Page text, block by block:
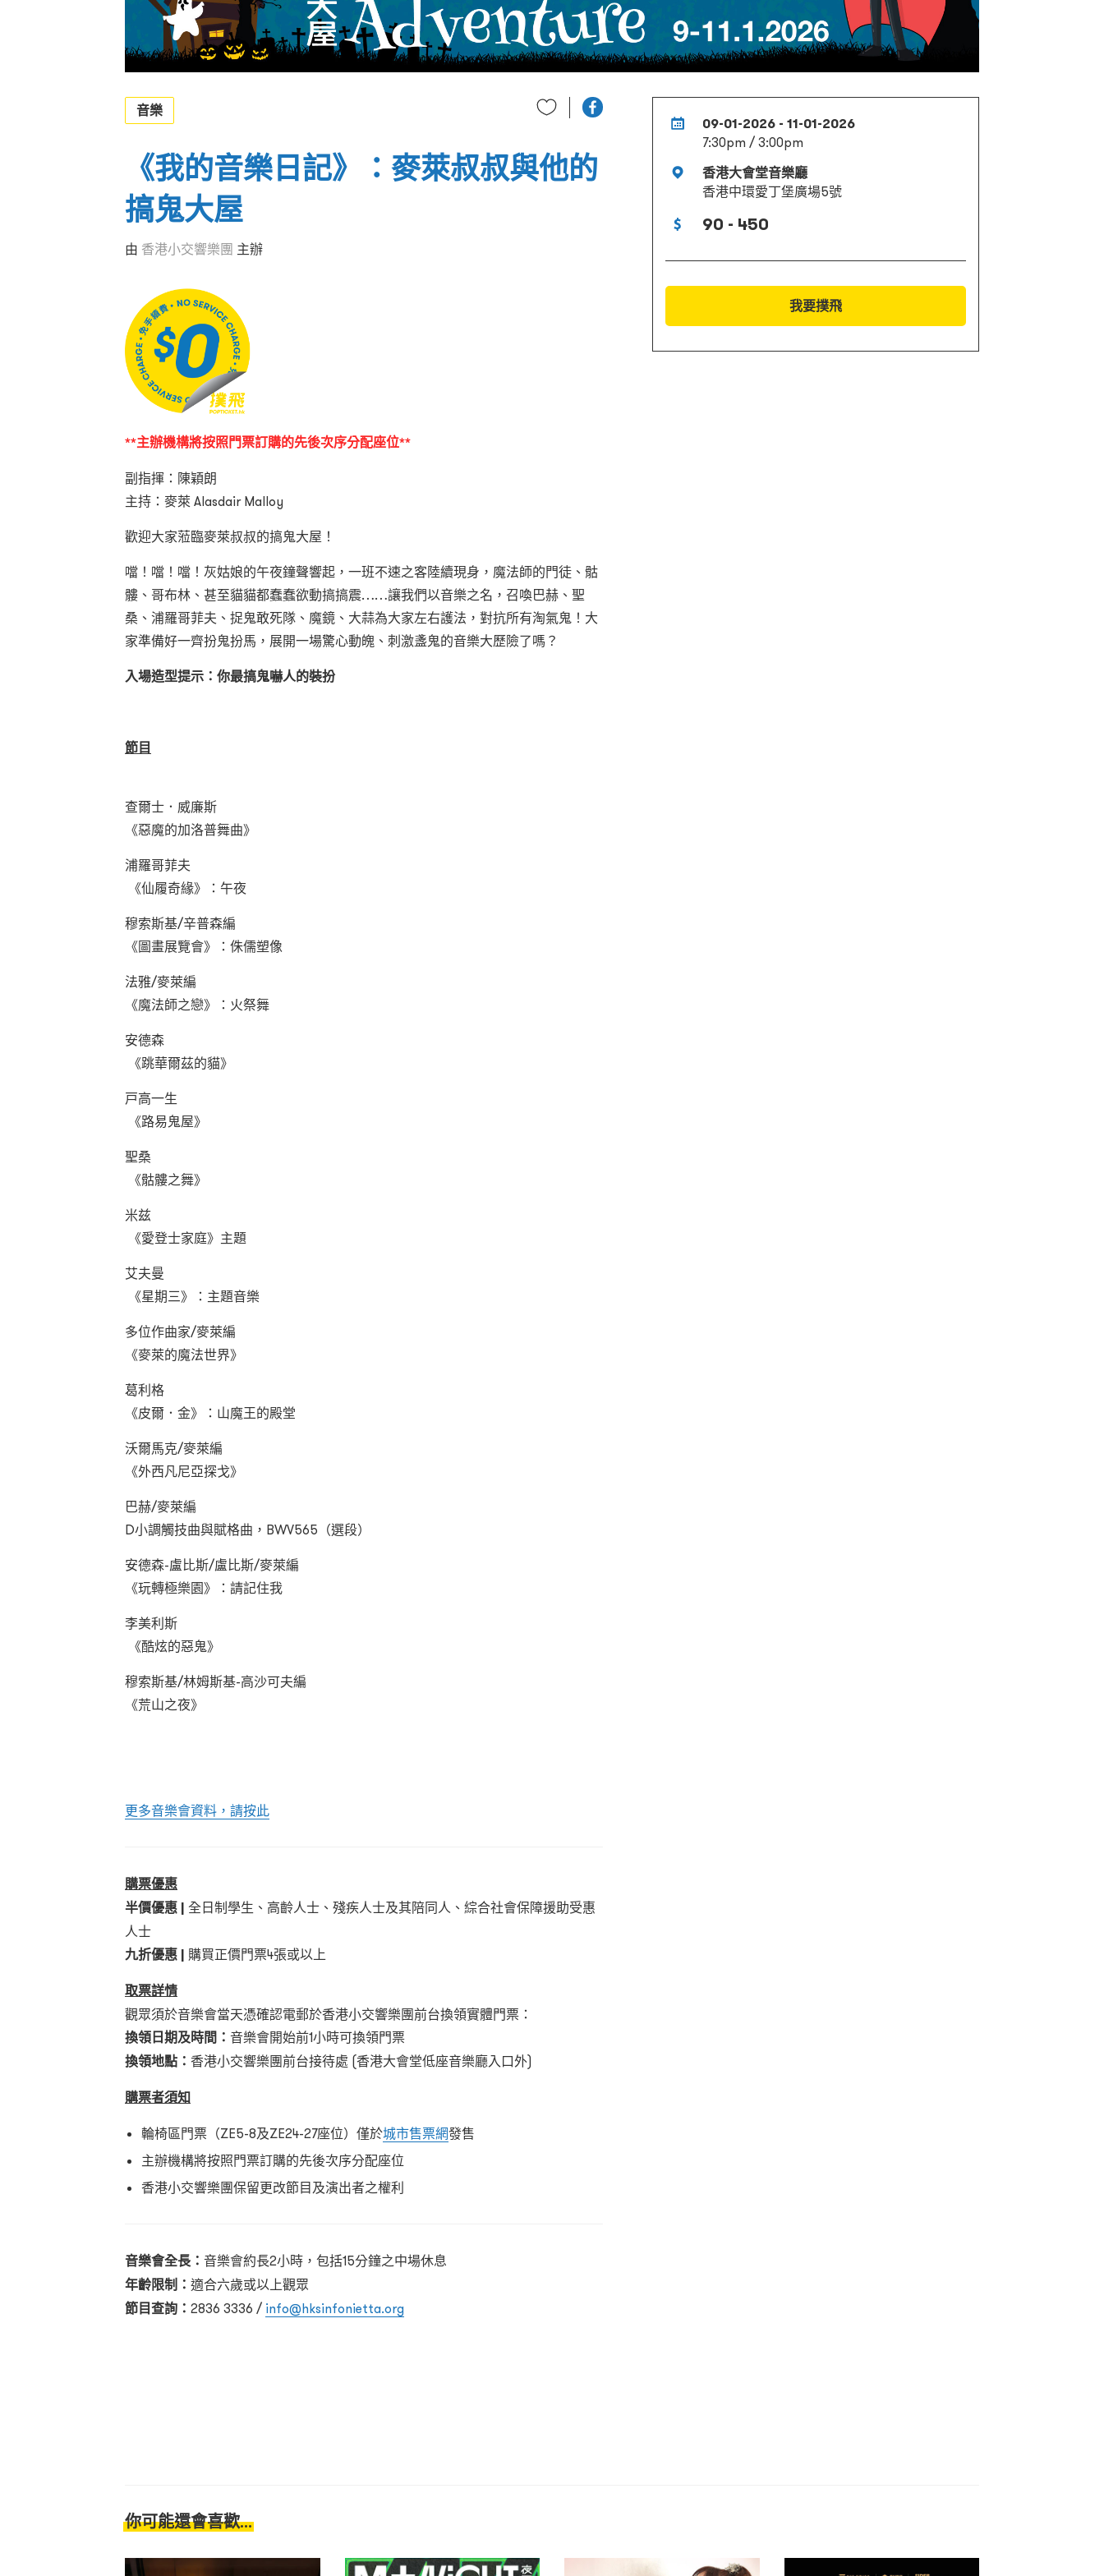
09-01-2026 - 11-01-2026
7:30pm / 3:00pm
香港大會堂音樂廳
香港中環愛丁堡廣場5號
90 - 450
我要撲飛
音樂
《我的音樂日記》：麥萊叔叔與他的
搞鬼大屋
由 香港小交響樂團 主辦
**主辦機構將按照門票訂購的先後次序分配座位**
副指揮：陳穎朗
主持：麥萊 Alasdair Malloy
歡迎大家蒞臨麥萊叔叔的搞鬼大屋！
噹！噹！噹！灰姑娘的午夜鐘聲響起，一班不速之客陸續現身，魔法師的門徒、骷
髏、哥布林、甚至貓貓都蠢蠢欲動搞搞震……讓我們以音樂之名，召喚巴赫、聖
桑、浦羅哥菲夫、捉鬼敢死隊、魔鏡、大蒜為大家左右護法，對抗所有淘氣鬼！大
家準備好一齊扮鬼扮馬，展開一場驚心動魄、刺激盞鬼的音樂大歷險了嗎？
入場造型提示：你最搞鬼嚇人的裝扮
節目
查爾士．威廉斯
《惡魔的加洛普舞曲》
浦羅哥菲夫
《仙履奇緣》：午夜
穆索斯基/辛普森編
《圖畫展覽會》：侏儒塑像
法雅/麥萊編
《魔法師之戀》：火祭舞
安德森
《跳華爾茲的貓》
戸高一生
《路易鬼屋》
聖桑
《骷髏之舞》
米兹
《愛登士家庭》主題
艾夫曼
《星期三》：主題音樂
多位作曲家/麥萊編
《麥萊的魔法世界》
葛利格
《皮爾．金》：山魔王的殿堂
沃爾馬克/麥萊編
《外西凡尼亞探戈》
巴赫/麥萊編
D小調觸技曲與賦格曲，BWV565（選段）
安德森-盧比斯/盧比斯/麥萊編
《玩轉極樂園》：請記住我
李美利斯
《酷炫的惡鬼》
穆索斯基/林姆斯基-高沙可夫編
《荒山之夜》
更多音樂會資料，請按此
購票優惠
半價優惠 | 全日制學生、高齡人士、殘疾人士及其陪同人、綜合社會保障援助受惠
人士
九折優惠 | 購買正價門票4張或以上
取票詳情
觀眾須於音樂會當天憑確認電郵於香港小交響樂團前台換領實體門票：
換領日期及時間 ： 音樂會開始前1小時可換領門票
換領地點 ： 香港小交響樂團前台接待處 (香港大會堂低座音樂廳入口外)
購票者須知
輪椅區門票（ZE5-8及ZE24-27座位）僅於城市售票網發售
主辦機構將按照門票訂購的先後次序分配座位
香港小交響樂團保留更改節目及演出者之權利
音樂會全長： 音樂會約長2小時，包括15分鐘之中場休息
年齡限制： 適合六歲或以上觀眾
節目查詢： 2836 3336 / info@hksinfonietta.org
你可能還會喜歡...